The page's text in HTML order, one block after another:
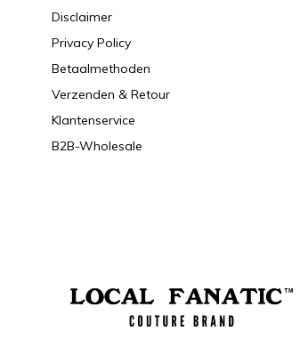
Disclaimer
Privacy Policy
Betaalmethoden
Verzenden & Retour
Klantenservice
B2B-Wholesale